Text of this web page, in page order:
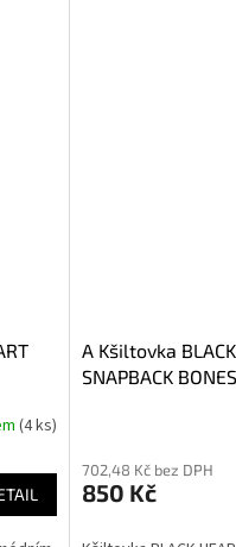
(4 ks)
A Kšiltovka
SNAPBACK BONES
702,48 Kč bez DPH
850 Kč